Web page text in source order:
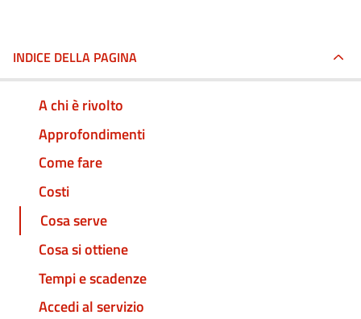
INDICE DELLA PAGINA
A chi è rivolto
Approfondimenti
Come fare
Costi
Cosa serve
Cosa si ottiene
Tempi e scadenze
Accedi al servizio